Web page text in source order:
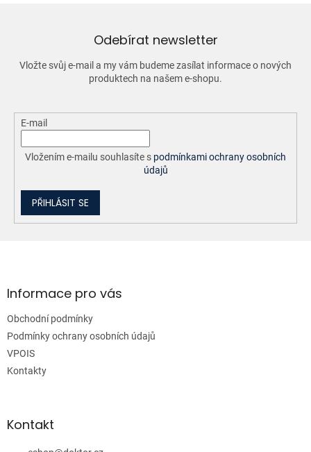
v
k
y
v
ý
i
Odebírat newsletter
Vložte svůj e-mail a my vám budeme zasílat informace o nových
produktech na našem e-shopu.
E-mail
Vložením e-mailu souhlasíte s podmínkami ochrany osobních
údajů
PŘIHLÁSIT SE
aInformace pro vás
Obchodní podmínky
Podmínky ochrany osobních údajů
VPOIS
Kontakty
Kontakt